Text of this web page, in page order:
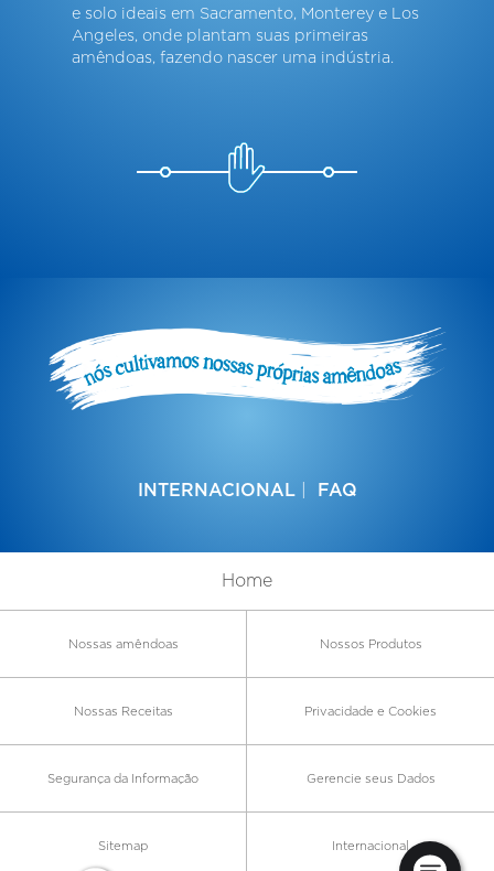
e solo ideais em Sacramento, Monterey e Los
Angeles, onde plantam suas primeiras
amêndoas, fazendo nascer uma indústria.
INTERNACIONAL FAQ
Home
Nossas amêndoas Nossos Produtos
Nossas Receitas Privacidade e Cookies
Segurança da Informação Gerencie seus Dados
Sitemap Internacional